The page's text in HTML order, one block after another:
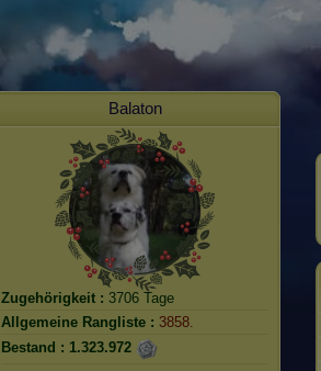
Balaton
Zugehörigkeit : 3706 Tage
Allgemeine Rangliste : 3858.
Bestand : 1.323.972